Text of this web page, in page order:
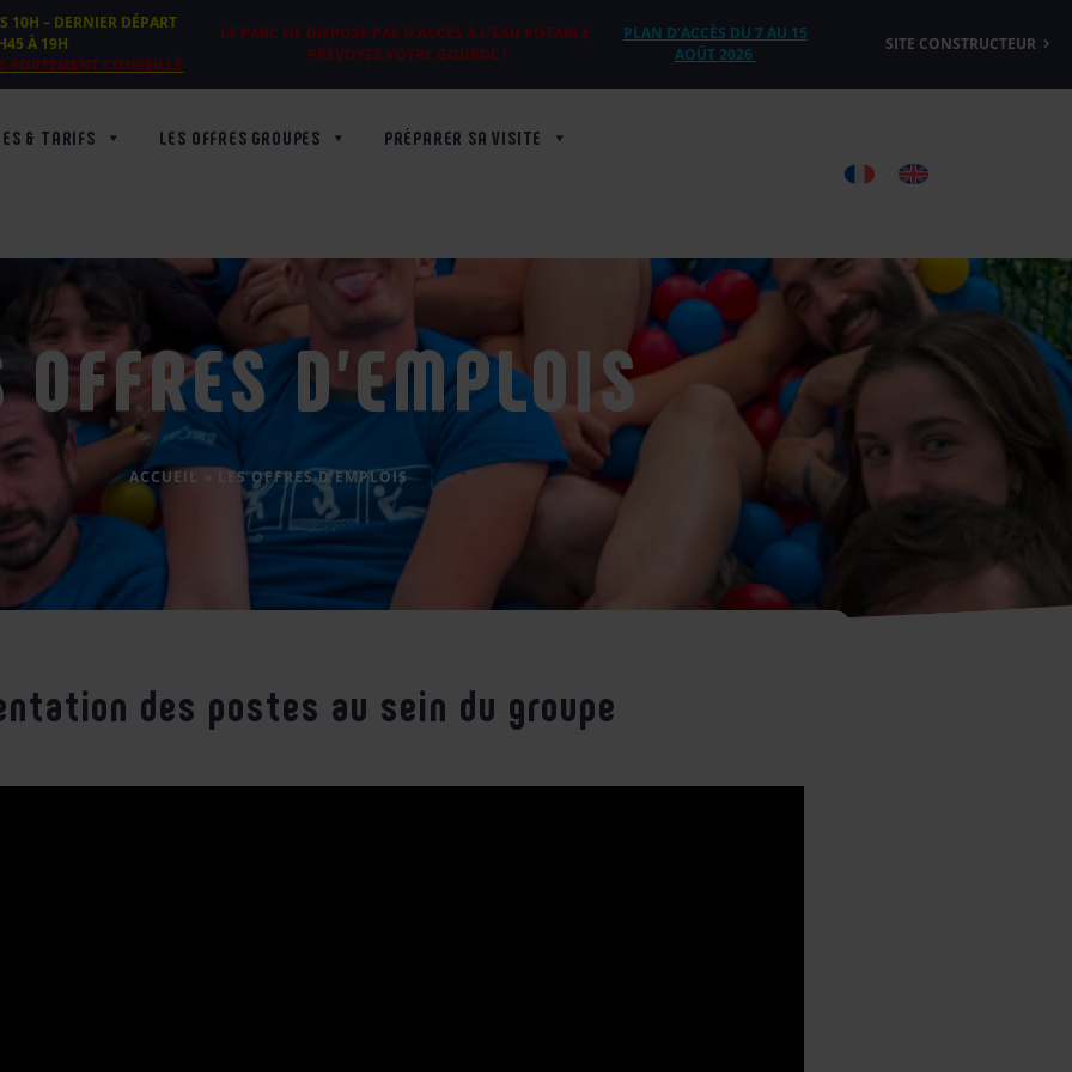
10H – DERNIER DÉPART
À 19H
FORTEMENT CONSEILLÉ
LE PARC NE DISPOSE PAS D’ACCÈS À L’EAU POTABLE,
PRÉVOYEZ VOTRE GOURDE !
PLAN D’ACCÈS DU 7 AU 15
AOÛT 2026
SITE CONSTRUCTEUR
& TARIFS LES OFFRES GROUPES PRÉPARER SA VISITE
OFFRES D’EMPLOIS
ACCUEIL » LES OFFRES D’EMPLOIS
des postes au sein du groupe